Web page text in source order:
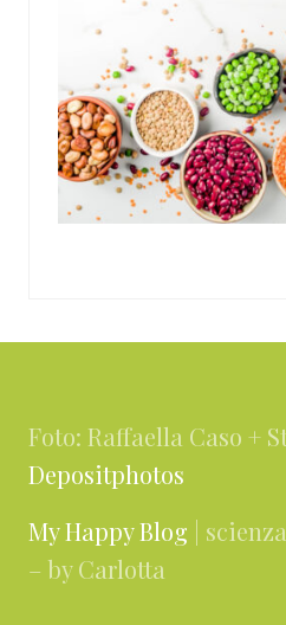
Foto: Raffaella Caso +
Depositphotos
My Happy Blog |
– by Carlotta